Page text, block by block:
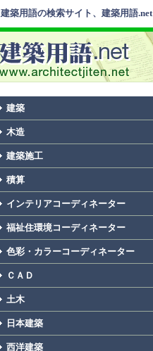
建築用語の検索サイト、建築用語.net
建築
木造
建築施工
積算
インテリアコーディネーター
福祉住環境コーディネーター
色彩・カラーコーディネーター
ＣＡＤ
土木
日本建築
西洋建築